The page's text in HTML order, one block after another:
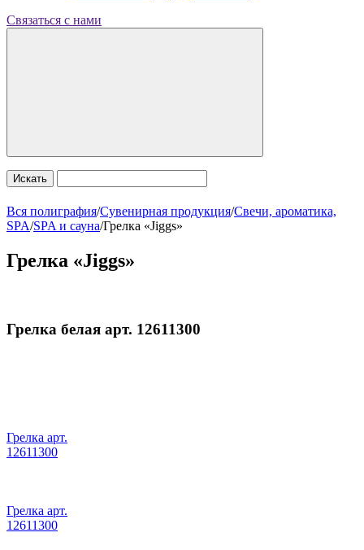
Связаться с нами
Искать
Вся полиграфия/Сувенирная продукция/Свечи, ароматика,
SPA/SPA и сауна/Грелка «Jiggs»
Грелка «Jiggs»
Грелка белая арт. 12611300
Грелка арт.
12611300
Грелка арт.
12611300